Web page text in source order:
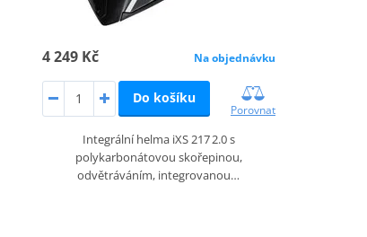
4 249 Kč Na objednávku
Do košíku
Porovnat
Integrální helma iXS 217 2.0 s
polykarbonátovou skořepinou,
odvětráváním, integrovanou…